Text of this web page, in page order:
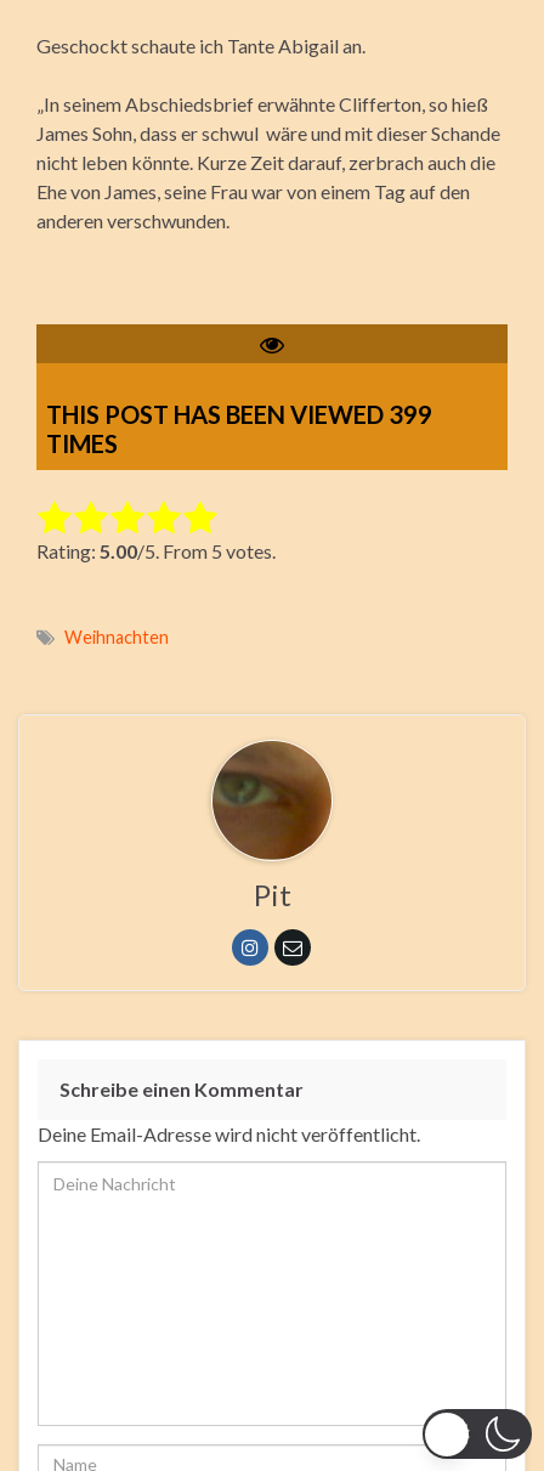
Geschockt schaute ich Tante Abigail an.
„In seinem Abschiedsbrief erwähnte Clifferton, so hieß
James Sohn, dass er schwul wäre und mit dieser Schande
nicht leben könnte. Kurze Zeit darauf, zerbrach auch die
Ehe von James, seine Frau war von einem Tag auf den
anderen verschwunden.
THIS POST HAS BEEN VIEWED 399
TIMES
Rate this item:
Submit Rating
Rating: 5.00/5. From 5 votes.
Weihnachten
Pit
Schreibe einen Kommentar
Deine Email-Adresse wird nicht veröffentlicht.